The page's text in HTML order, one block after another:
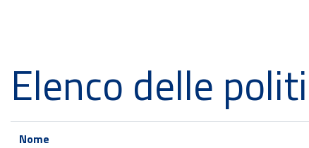
Elenco delle
Nome